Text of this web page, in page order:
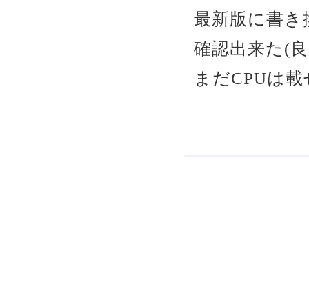
最新版に書き
確認出来た(
まだCPUは